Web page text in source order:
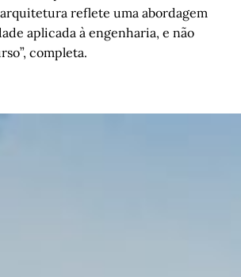
arquitetura reflete uma abordagem
aplicada à engenharia, e não
completa.